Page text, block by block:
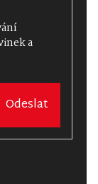
a
Odeslat